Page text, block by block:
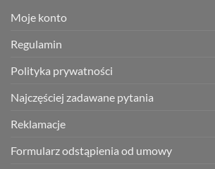
Moje konto
Regulamin
Polityka prywatności
Najczęściej zadawane pytania
Reklamacje
Formularz odstąpienia od umowy